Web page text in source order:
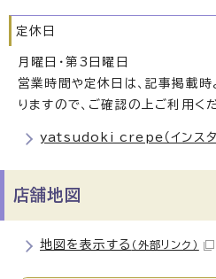
定休日
月曜日・第3日曜日
営業時間や定休日は、記事掲載
りますので、ご確認の上ご利用く
yatsudoki crepe（インスタ
店舗地図
地図を表示する （外部リンク）